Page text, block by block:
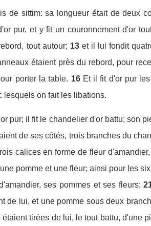
de sittim: sa longueur était de deux
pur, et y fit un couronnement d'or
tout autour; 13 et il lui fondit
étaient près du rebord, pour
porter la table. 16 Et il fit d'or pur
lesquels on fait les libations.
pur; il fit le chandelier d'or battu; son
de ses côtés, trois branches du
calices en forme de fleur
pomme et une fleur; ainsi pour les
ses pommes et ses fleurs;
de lui, et une pomme sous deux
tirées de lui, le tout battu, d'une